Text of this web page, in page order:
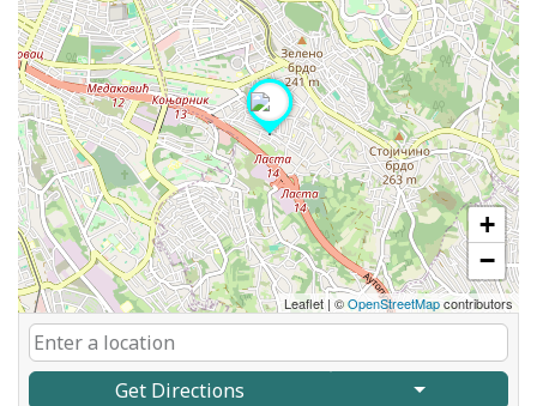
+
−
Leaflet|©OpenStreetMapcontributors
Get Directions